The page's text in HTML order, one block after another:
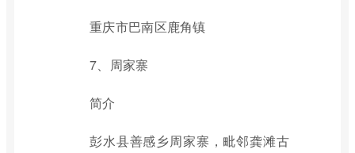
重庆市巴南区鹿角镇
7、周家寨
简介
彭水县善感乡周家寨，毗邻龚滩古